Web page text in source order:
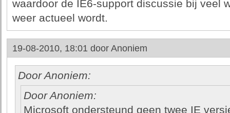
waardoor de IE6-support discussie bij veel
weer actueel wordt.
19-08-2010, 18:01 door Anoniem
Door Anoniem:
Door Anoniem:
Microsoft ondersteund geen twee IE